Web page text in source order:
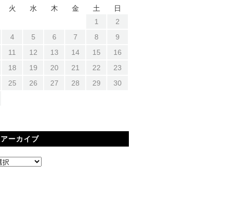
火
水 木 金 土
日
1
2
4
5 6 7 8
9
11
12 13 14 15
16
18
19 20 21 22
23
25
26 27 28 29 30
ーカイブ